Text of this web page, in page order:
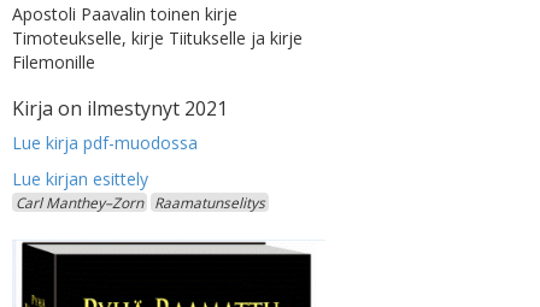
Apostoli Paavalin toinen kirje
Timoteukselle, kirje Tiitukselle ja kirje
Filemonille
Kirja on ilmestynyt 2021
Lue kirja pdf-muodossa
Carl Manthey–Zorn Raamatunselitys